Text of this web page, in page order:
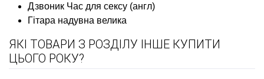
Дзвоник Час для сексу (англ)
Гітара надувна велика
ЯКІ ТОВАРИ З РОЗДІЛУ ІНШЕ КУПИТИ
ЦЬОГО РОКУ?